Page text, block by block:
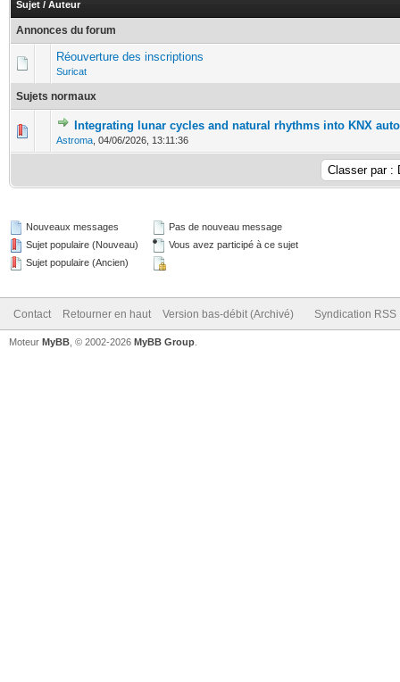
Sujet / Auteur
Annonces du forum
Réouverture des inscriptions
Suricat
Sujets normaux
Integrating lunar cycles and natural rhythms into KNX
Astroma 04/06/2026, 13:11:36
0 Votes - 0 sur 5 en moyenne
12345
Nouveaux messages
Sujet populaire (Nouveau)
Sujet populaire (Ancien)
Pas de nouveau message
Vous avez participé à ce sujet
Contact Retourner en haut Version bas-débit (Archivé) Syndication RSS
Moteur MyBB , © 2002-2026 MyBB Group